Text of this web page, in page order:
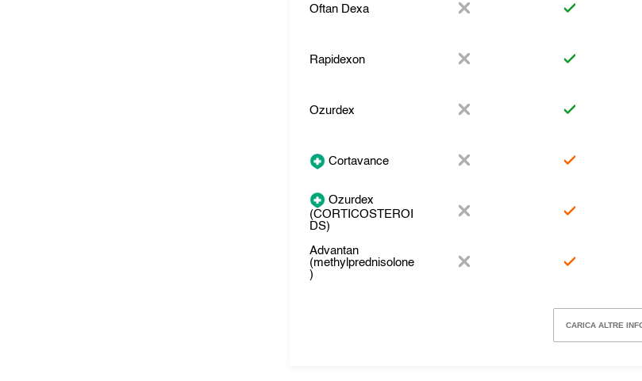
Oftan Dexa
Rapidexon
Ozurdex
Cortavance
Ozurdex
(CORTICOSTEROI
DS)
Advantan
(methylprednisolone
)
CARICA ALTRE